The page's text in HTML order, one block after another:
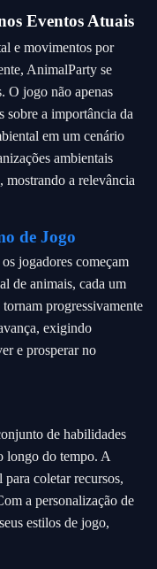
Eventos Atuais
e movimentos por
AnimalParty se
O jogo não apenas
sobre a importância da
em um cenário
ambientais
a relevância
de Jogo
jogadores começam
de animais, cada um
progressivamente
exigindo
e prosperar no
de habilidades
longo do tempo. A
para coletar recursos,
a personalização de
estilos de jogo,